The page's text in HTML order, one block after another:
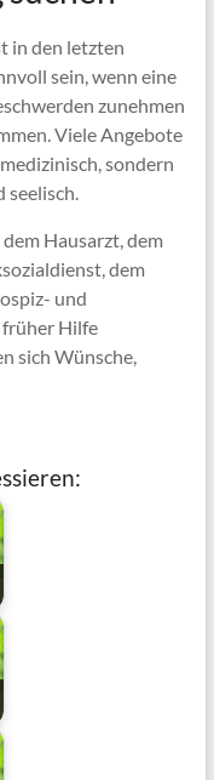
in den letzten
sein, wenn eine
zunehmen
Viele Angebote
sondern
Hausarzt, dem
dem
und
früher Hilfe
sich Wünsche,